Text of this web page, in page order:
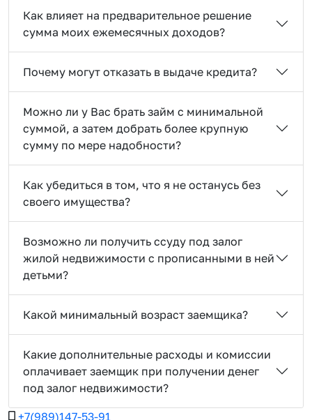
Как влияет на предварительное решение
сумма моих ежемесячных доходов?
Почему могут отказать в выдаче кредита?
Можно ли у Вас брать займ с минимальной
суммой, а затем добрать более крупную
сумму по мере надобности?
Как убедиться в том, что я не останусь без
своего имущества?
Возможно ли получить ссуду под залог
жилой недвижимости с прописанными в ней
детьми?
Какой минимальный возраст заемщика?
Какие дополнительные расходы и комиссии
оплачивает заемщик при получении денег
под залог недвижимости?
+7(989)147-53-91